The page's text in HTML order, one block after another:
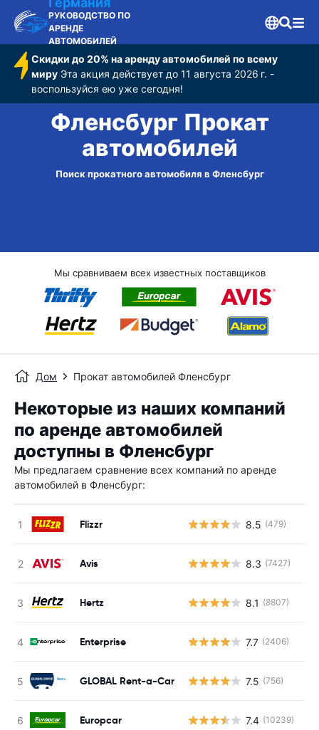
РУКОВОДСТВО ПО
АРЕНДЕ
АВТОМОБИЛЕЙ
Скидки до 20% на аренду автомобилей по всему
мируЭта акция действует до 11 августа 2026 г. -
воспользуйся ею уже сегодня!
Фленсбург Прокат
автомобилей
Поиск прокатного автомобиля в Фленсбург
Мы сравниваем всех известных поставщиков
Дом Прокат автомобилей Фленсбург
Некоторые из наших компаний
по аренде автомобилей
доступны в Фленсбург
Мы предлагаем сравнение всех компаний по аренде
автомобилей в Фленсбург:
Flizzr 8.5 (479)
Avis 8.3 (7427)
Hertz 8.1 (8807)
Enterprise 7.7 (2406)
GLOBAL Rent-a-Car 7.5 (756)
Europcar 7.4 (10239)